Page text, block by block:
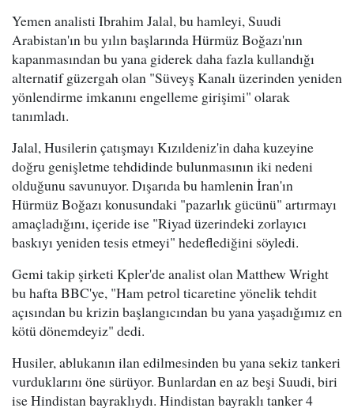
Yemen analisti Ibrahim Jalal, bu hamleyi, Suudi
Arabistan'ın bu yılın başlarında Hürmüz Boğazı'nın
kapanmasından bu yana giderek daha fazla kullandığı
alternatif güzergah olan "Süveyş Kanalı üzerinden yeniden
yönlendirme imkanını engelleme girişimi" olarak
tanımladı.
Jalal, Husilerin çatışmayı Kızıldeniz'in daha kuzeyine
doğru genişletme tehdidinde bulunmasının iki nedeni
olduğunu savunuyor. Dışarıda bu hamlenin İran'ın
Hürmüz Boğazı konusundaki "pazarlık gücünü" artırmayı
amaçladığını, içeride ise "Riyad üzerindeki zorlayıcı
baskıyı yeniden tesis etmeyi" hedeflediğini söyledi.
Gemi takip şirketi Kpler'de analist olan Matthew Wright
bu hafta BBC'ye, "Ham petrol ticaretine yönelik tehdit
açısından bu krizin başlangıcından bu yana yaşadığımız en
kötü dönemdeyiz" dedi.
Husiler, ablukanın ilan edilmesinden bu yana sekiz tankeri
vurduklarını öne sürüyor. Bunlardan en az beşi Suudi, biri
ise Hindistan bayraklıydı. Hindistan bayraklı tanker 4